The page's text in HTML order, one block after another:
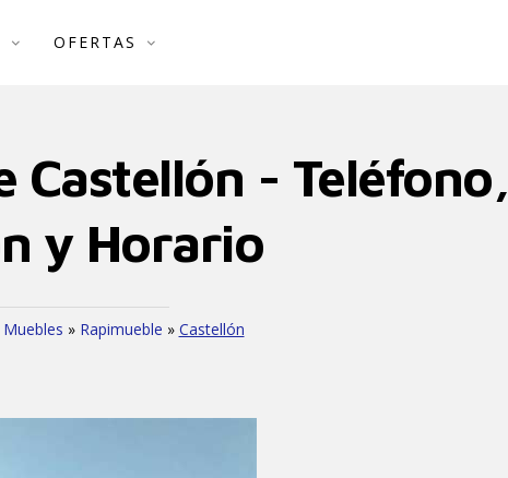
OFERTAS
Castellón - Teléfono,
y Horario
» Rapimueble » Castellón